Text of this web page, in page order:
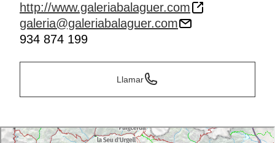
http://www.galeriabalaguer.com
galeria@galeriabalaguer.com
934 874 199
Llamar